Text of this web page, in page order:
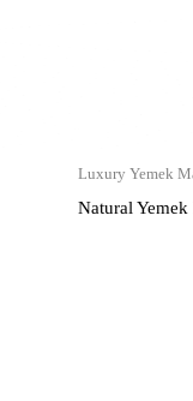
Luxury Yemek
Natural Yemek